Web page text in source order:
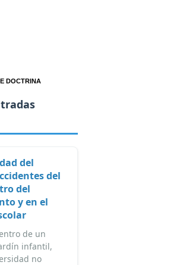
DOCTRINA
del
del
del
y en el
de un
infantil,
no